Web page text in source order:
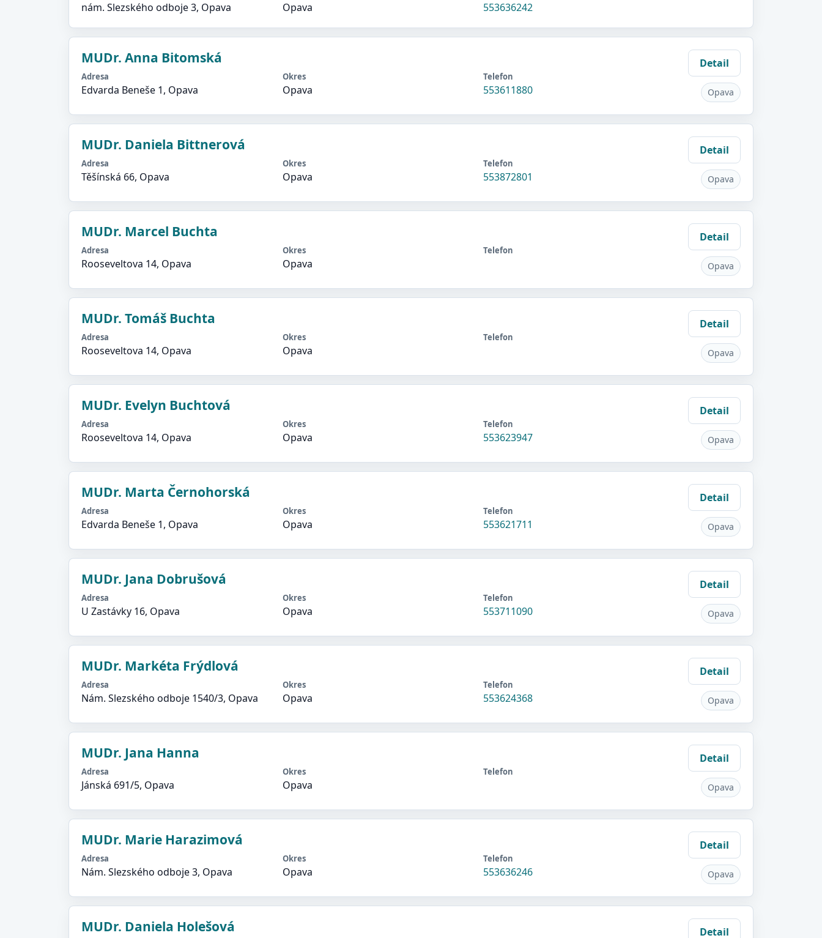
nám. Slezského odboje 3, Opava Opava 553636242
MUDr. Anna Bitomská
Adresa
Edvarda Beneše 1, Opava
Okres
Opava
Telefon
553611880
Detail
Opava
MUDr. Daniela Bittnerová
Adresa
Těšínská 66, Opava
Okres
Opava
Telefon
553872801
Detail
Opava
MUDr. Marcel Buchta
Adresa
Rooseveltova 14, Opava
Okres
Opava
Telefon
Detail
Opava
MUDr. Tomáš Buchta
Adresa
Rooseveltova 14, Opava
Okres
Opava
Telefon
Detail
Opava
MUDr. Evelyn Buchtová
Adresa
Rooseveltova 14, Opava
Okres
Opava
Telefon
553623947
Detail
Opava
MUDr. Marta Černohorská
Adresa
Edvarda Beneše 1, Opava
Okres
Opava
Telefon
553621711
Detail
Opava
MUDr. Jana Dobrušová
Adresa
U Zastávky 16, Opava
Okres
Opava
Telefon
553711090
Detail
Opava
MUDr. Markéta Frýdlová
Adresa
Nám. Slezského odboje 1540/3, Opava
Okres
Opava
Telefon
553624368
Detail
Opava
MUDr. Jana Hanna
Adresa
Jánská 691/5, Opava
Okres
Opava
Telefon
Detail
Opava
MUDr. Marie Harazimová
Adresa
Nám. Slezského odboje 3, Opava
Okres
Opava
Telefon
553636246
Detail
Opava
MUDr. Daniela Holešová Detail